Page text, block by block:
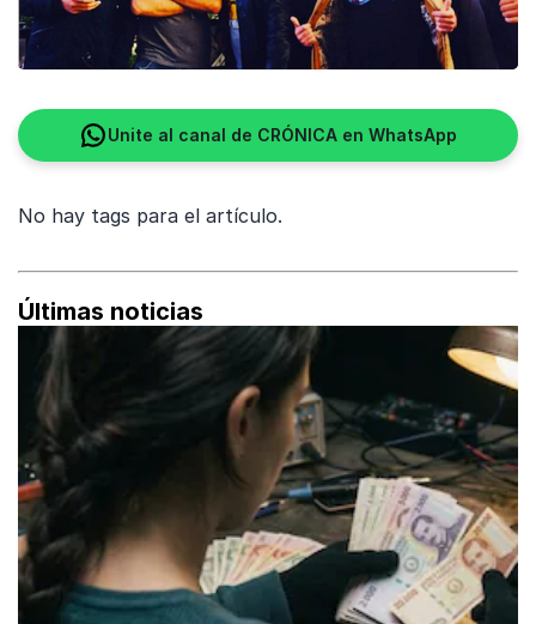
Unite al canal de CRÓNICA en WhatsApp
No hay tags para el artículo.
Últimas noticias